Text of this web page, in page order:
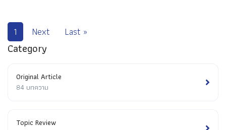
1 Next Last »
Category
Original Article
84 บทความ
Topic Review